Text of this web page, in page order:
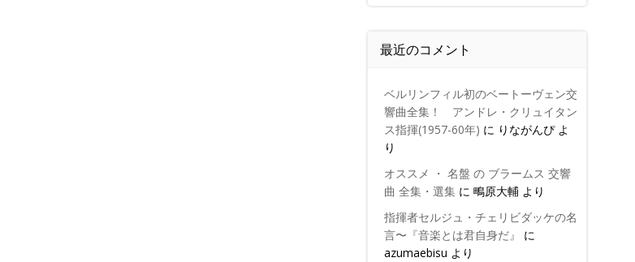
最近のコメント
ベルリンフィル初のベートーヴェン交
響曲全集！ アンドレ・クリュイタン
ス指揮(1957-60年) に りながんぴよ
り
オススメ ・ 名盤 の ブラームス 交響
曲 全集・選集に 鴫原大輔より
指揮者セルジュ・チェリビダッケの名
言〜『音楽とは君自身だ』
に
azumaebisu より